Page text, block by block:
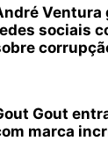
Ventura
sociais
Gout
marca